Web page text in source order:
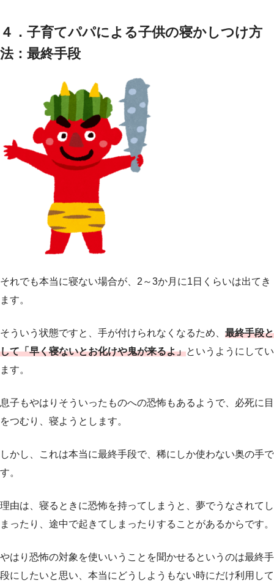
４．子育てパパによる子供の寝かしつけ方
法：最終手段
それでも本当に寝ない場合が、2～3か月に1日くらいは出てき
ます。
そういう状態ですと、手が付けられなくなるため、 最終手段と
して「早く寝ないとお化けや鬼が来るよ」というようにしてい
ます。
息子もやはりそういったものへの恐怖もあるようで、必死に目
をつむり、寝ようとします。
しかし、これは本当に最終手段で、稀にしか使わない奥の手で
す。
理由は、寝るときに恐怖を持ってしまうと、夢でうなされてし
まったり、途中で起きてしまったりすることがあるからです。
やはり恐怖の対象を使いいうことを聞かせるというのは最終手
段にしたいと思い、本当にどうしようもない時にだけ利用して